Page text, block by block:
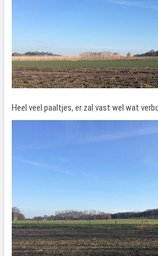
Heel veel paaltjes, er zal vast wel wat